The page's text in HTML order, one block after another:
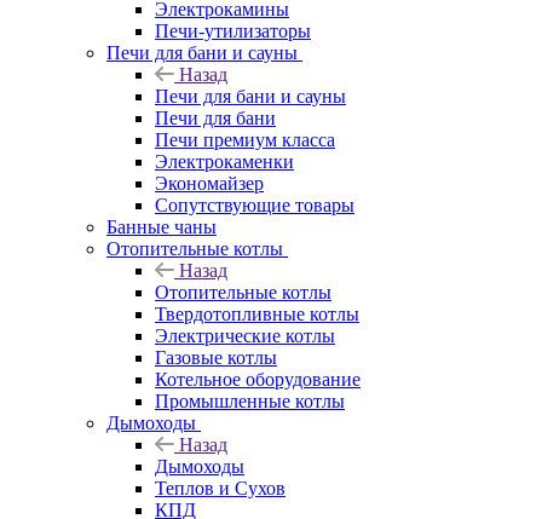
Электрокамины
Печи-утилизаторы
Печи для бани и сауны
Назад
Печи для бани и сауны
Печи для бани
Печи премиум класса
Электрокаменки
Экономайзер
Сопутствующие товары
Банные чаны
Отопительные котлы
Назад
Отопительные котлы
Твердотопливные котлы
Электрические котлы
Газовые котлы
Котельное оборудование
Промышленные котлы
Дымоходы
Назад
Дымоходы
Теплов и Сухов
КПД